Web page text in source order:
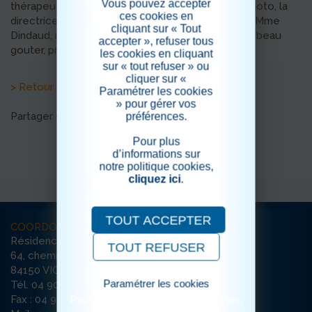
thérapeutique, après le discours de Mme Guillemoto, la
directrice de la Sousto, le ruban a été coupé par Mme
Dindaud, référente du jardin. S'en est suivi un très beau
gouter, préparé par le chef Stéphane Bianchi.
> Retour aux actualités
Partager sur les réseaux sociaux
COORDONNÉES
Résidence La Sousto
64, chemin des Violettes
84150 VIOLÈS
Tél. 04 90 70 99 00
Fax : 04 90 70 99 22
Vous pouvez accepter
ces cookies en
cliquant sur « Tout
accepter », refuser tous
les cookies en cliquant
sur « tout refuser » ou
cliquer sur «
Paramétrer les cookies
» pour gérer vos
préférences.
Pour plus
d’informations sur
notre politique cookies,
cliquez ici.
TOUT ACCEPTER
TOUT REFUSER
Paramétrer les cookies